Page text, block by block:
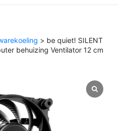
> be quiet! SILENT
behuizing Ventilator 12 cm